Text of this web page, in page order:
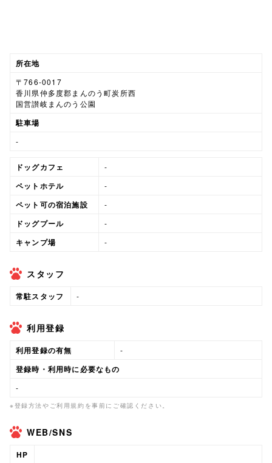
所在地
〒766-0017
香川県仲多度郡まんのう町炭所西
国営讃岐まんのう公園
駐車場
-
ドッグカフェ -
ペットホテル -
ペット可の宿泊施設 -
ドッグプール -
キャンプ場 -
スタッフ
常駐スタッフ -
利用登録
利用登録の有無 -
登録時・利用時に必要なもの
-
※登録方法やご利用規約を事前にご確認ください。
WEB/SNS
HP